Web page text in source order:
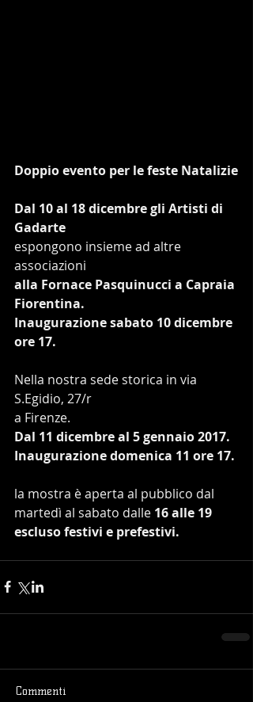
Doppio evento per le feste Natalizie
Dal 10 al 18 dicembre gli Artisti di
Gadarte
espongono insieme ad altre
associazioni
alla Fornace Pasquinucci a Capraia
Fiorentina.
Inaugurazione sabato 10 dicembre
ore 17.
Nella nostra sede storica in via
S.Egidio, 27/r
a Firenze.
Dal 11 dicembre al 5 gennaio 2017.
Inaugurazione domenica 11 ore 17.
la mostra è aperta al pubblico dal
martedì al sabato dalle 16 alle 19
escluso festivi e prefestivi.
Commenti